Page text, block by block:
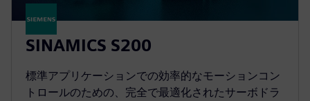
SINAMICS S200
標準アプリケーションでの効率的なモーションコン
トロールのための、完全で最適化されたサーボドラ